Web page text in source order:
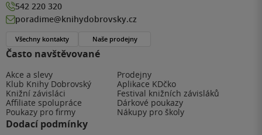
Často navštěvované
Akce a slevy
Prodejny
Klub Knihy Dobrovský
Aplikace KDčko
Knižní závisláci
Festival knižních závisláků
Affiliate spolupráce
Dárkové poukazy
Poukazy pro firmy
Nákupy pro školy
Dodací podmínky
542 220 320
poradime@knihydobrovsky.cz
Všechny kontakty Naše prodejny